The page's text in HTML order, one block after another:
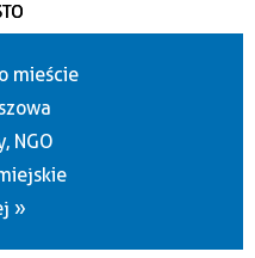
mieście
NGO
»